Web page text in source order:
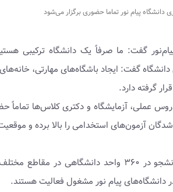
پیام نور تماما حضوری برگزار می‌شود
گفت: ما صرفاً یک دانشگاه ترکیبی
گفت: ایجاد باشگاه‌های مهارتی،
گرفته دارد.
عملی، آزمایشگاه و دکتری کلاس‌ها
آزمون‌های استخدامی را بالا برده و